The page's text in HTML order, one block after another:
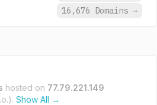
16,676 Domains →
hosted on 77.79.221.149
Show All →